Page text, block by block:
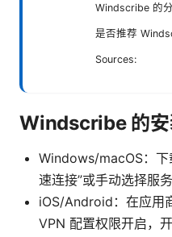
Windscribe 的
是否推荐
Sources:
Windscribe 的安
Windows/macOS：下
速连接”或手动选择服
iOS/Android：在应用
VPN 配置权限开启，